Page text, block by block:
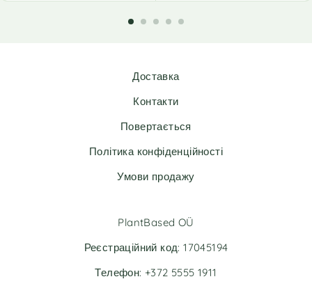
t
a
v
:
Доставка
Контакти
Повертається
Політика конфіденційності
Умови продажу
PlantBased OÜ
Реєстраційний код: 17045194
Телефон: +372 5555 1911